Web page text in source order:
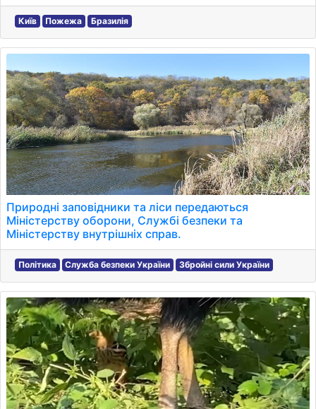
Київ Пожежа Бразилія
Природні заповідники та ліси передаються
Міністерству оборони, Службі безпеки та
Міністерству внутрішніх справ.
Політика Служба безпеки України Збройні сили України